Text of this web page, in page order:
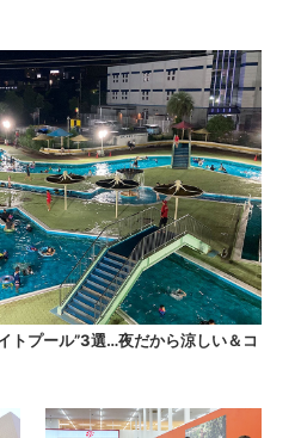
トプール”3選…夜だから涼しい＆コ